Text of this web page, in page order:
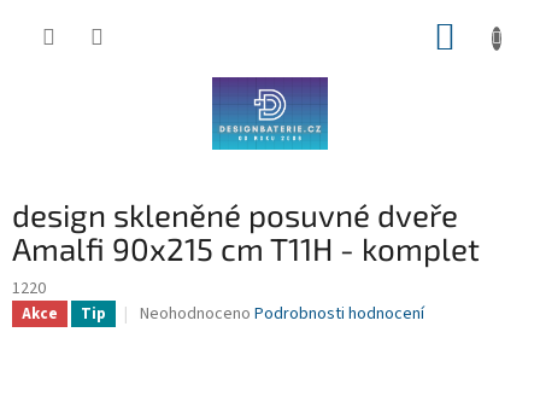
design skleněné posuvné dveře
Amalfi 90x215 cm T11H - komplet
1220
Akce Tip
Průměrné
Neohodnoceno Podrobnosti hodnocení